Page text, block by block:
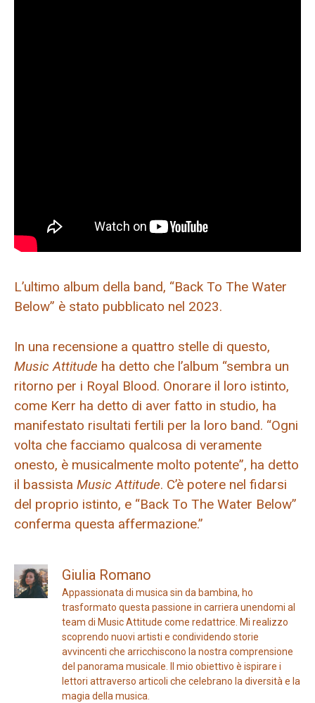
L’ultimo album della band, “Back To The Water
Below” è stato pubblicato nel 2023.
In una recensione a quattro stelle di questo,
Music Attitude ha detto che l’album “sembra un
ritorno per i Royal Blood. Onorare il loro istinto,
come Kerr ha detto di aver fatto in studio, ha
manifestato risultati fertili per la loro band. “Ogni
volta che facciamo qualcosa di veramente
onesto, è musicalmente molto potente”, ha detto
il bassista Music Attitude. C’è potere nel fidarsi
del proprio istinto, e “Back To The Water Below”
conferma questa affermazione.”
Giulia Romano
Appassionata di musica sin da bambina, ho
trasformato questa passione in carriera unendomi al
team di Music Attitude come redattrice. Mi realizzo
scoprendo nuovi artisti e condividendo storie
avvincenti che arricchiscono la nostra comprensione
del panorama musicale. Il mio obiettivo è ispirare i
lettori attraverso articoli che celebrano la diversità e la
magia della musica.